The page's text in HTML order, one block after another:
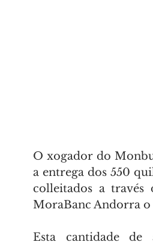
O xogador do
a entrega dos 550
colleitados a
MoraBanc Andorra o
Esta cantidade